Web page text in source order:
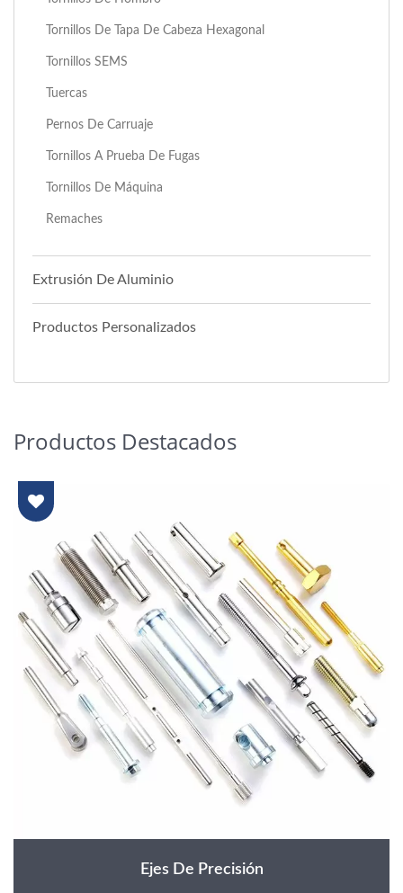
Tornillos De Tapa De Cabeza Hexagonal
Tornillos SEMS
Tuercas
Pernos De Carruaje
Tornillos A Prueba De Fugas
Tornillos De Máquina
Remaches
Extrusión De Aluminio
Productos Personalizados
Productos Destacados
Ejes De Precisión